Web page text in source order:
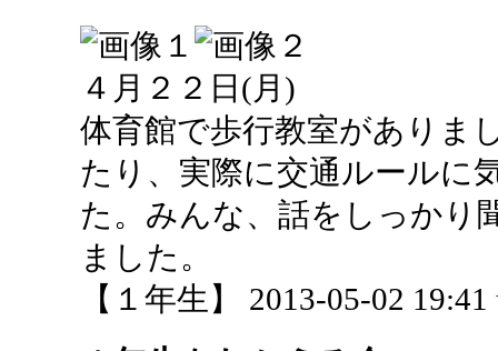
４月２２日(月)
体育館で歩行教室がありま
たり、実際に交通ルールに
た。みんな、話をしっかり
ました。
【１年生】 2013-05-02 19:41